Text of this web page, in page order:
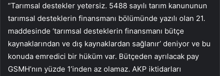
“Tarımsal destekler yetersiz. 5488 sayılı tarım kanununun
tarımsal desteklerin finansmanı bölümünde yazılı olan 21.
maddesinde ‘tarımsal desteklerin finansmanı bütçe
kaynaklarından ve dış kaynaklardan sağlanır’ deniyor ve bu
konuda emredici bir hüküm var. Bütçeden ayrılacak pay
GSMH’nın yüzde 1’inden az olamaz. AKP iktidarları